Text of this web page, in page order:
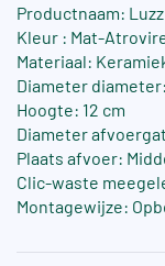
Productnaam: Luzz
Kleur : Mat-
Materiaal:
Diameter
Hoogte: 12 cm
Diameter
Plaats afvoer:
Clic-waste
Montagewijze: